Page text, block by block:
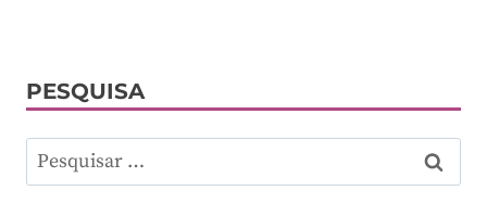
PESQUISA
Pesquisar
por: